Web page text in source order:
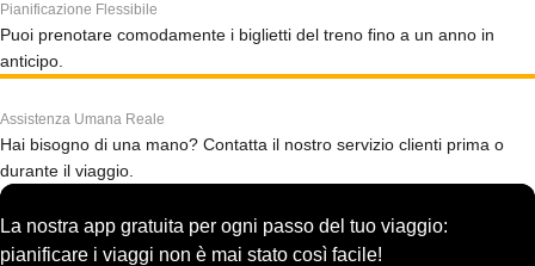
Pianificazione Flessibile
Puoi prenotare comodamente i biglietti del treno fino a un anno in
anticipo.
Assistenza Umana Reale
Hai bisogno di una mano? Contatta il nostro servizio clienti prima o
durante il viaggio.
La nostra app gratuita per ogni passo del tuo viaggio:
pianificare i viaggi non è mai stato così facile!